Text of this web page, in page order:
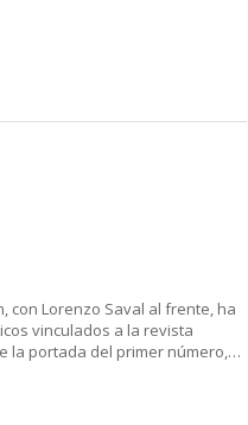
con Lorenzo Saval al frente, ha
vinculados a la revista
la portada del primer número,…